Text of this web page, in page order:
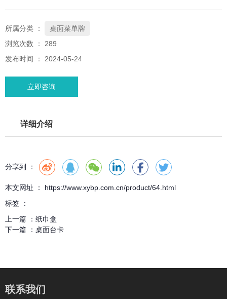
所属分类 ：
桌面菜单牌
浏览次数 ： 289
发布时间 ： 2024-05-24
立即咨询
详细介绍
分享到 ：
本文网址 ： https://www.xybp.com.cn/product/64.html
标签 ：
上一篇 ： 纸巾盒
下一篇 ： 桌面台卡
联系我们